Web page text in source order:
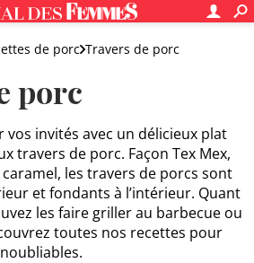
de porc Travers de porc
porc
vos invités avec un délicieux plat
travers de porc. Façon Tex Mex,
les travers de porcs sont
et fondants à l’intérieur. Quant
les faire griller au barbecue ou
toutes nos recettes pour